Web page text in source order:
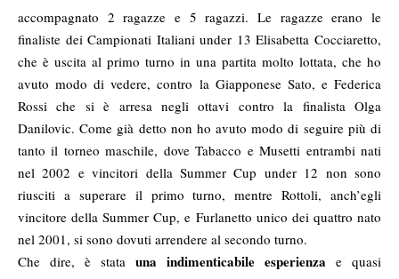
accompagnato 2 ragazze e 5 ragazzi. Le ragazze erano le
finaliste dei Campionati Italiani under 13 Elisabetta Cocciaretto,
che è uscita al primo turno in una partita molto lottata, che ho
avuto modo di vedere, contro la Giapponese Sato, e Federica
Rossi che si è arresa negli ottavi contro la finalista Olga
Danilovic. Come già detto non ho avuto modo di seguire più di
tanto il torneo maschile, dove Tabacco e Musetti entrambi nati
nel 2002 e vincitori della Summer Cup under 12 non sono
riusciti a superare il primo turno, mentre Rottoli, anch’egli
vincitore della Summer Cup, e Furlanetto unico dei quattro nato
nel 2001, si sono dovuti arrendere al secondo turno.
Che dire, è stata una indimenticabile esperienza e quasi